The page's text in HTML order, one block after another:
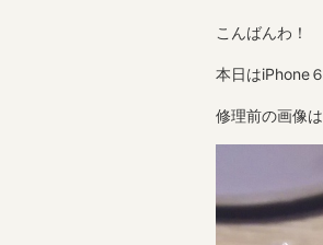
こんばんわ！
本日はiPhone
修理前の画像